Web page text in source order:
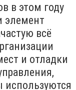
в этом году
элемент
всё
и отладки
используются